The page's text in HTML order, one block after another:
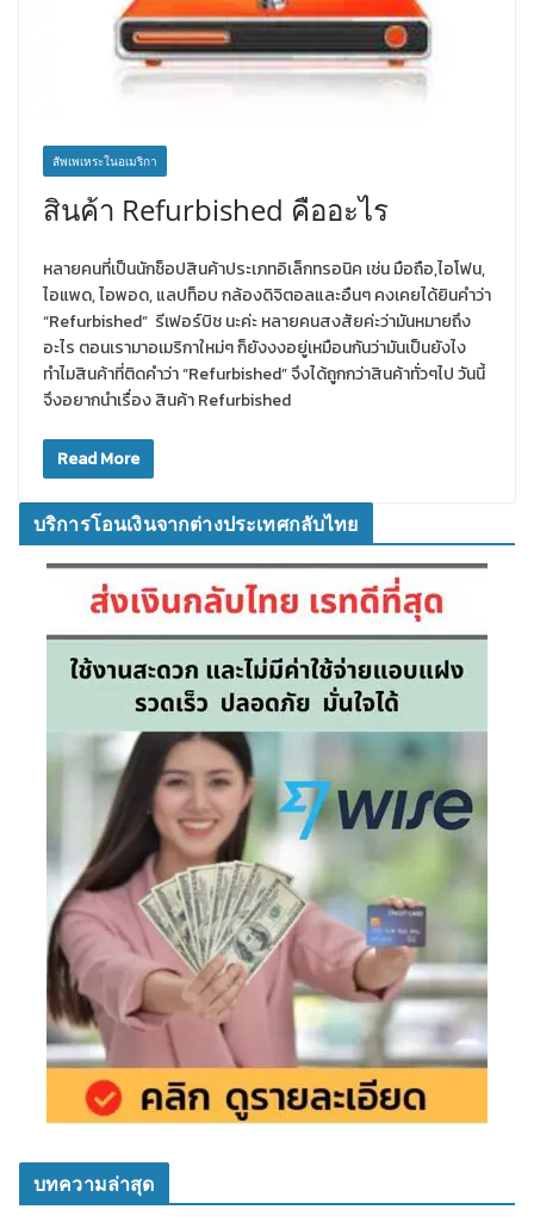
สัพเพเหระในอเมริกา
สินค้า Refurbished คืออะไร
หลายคนที่เป็นนักช็อปสินค้าประเภทอิเล็กทรอนิค เช่น มือถือ,ไอโฟน,
ไอแพด, ไอพอด, แลปท็อบ กล้องดิจิตอลและอืนๆ คงเคยได้ยินคำว่า
“Refurbished” รีเฟอร์บิช นะค่ะ หลายคนสงสัยค่ะว่ามันหมายถึง
อะไร ตอนเรามาอเมริกาใหม่ๆ ก็ยังงงอยู่เหมือนกันว่ามันเป็นยังไง
ทำไมสินค้าที่ติดคำว่า “Refurbished” จึงได้ถูกกว่าสินค้าทั่วๆไป วันนี้
จึงอยากนำเรื่อง สินค้า Refurbished
Read More
บริการโอนเงินจากต่างประเทศกลับไทย
บทความล่าสุด